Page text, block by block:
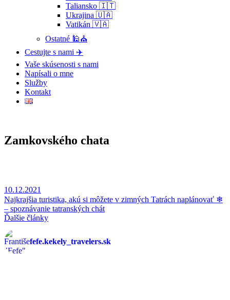
Taliansko 🇮🇹
Ukrajina 🇺🇦
Vatikán 🇻🇦
Ostatné 🕌⛪
Cestujte s nami ✈️
Vaše skúsenosti s nami
Napísali o mne
Služby
Kontakt
Zamkovského chata
10.12.2021
Najkrajšia turistika, akú si môžete v zimných Tatrách naplánovať ❄
– spoznávanie tatranských chát
Ďalšie články
fefe.kekely_travelers.sk